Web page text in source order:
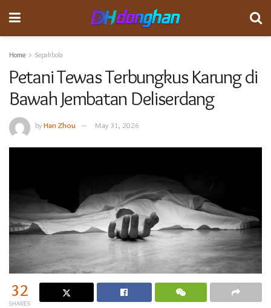
Home Sepakbola
Petani Tewas Terbungkus Karung di
Bawah Jembatan Deliserdang
byHan Zhou May 31, 2026
32
SHARES